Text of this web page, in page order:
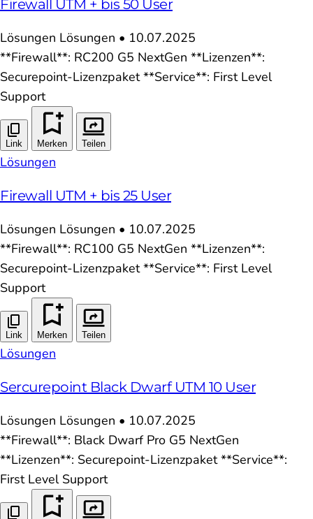
Firewall UTM + bis 50 User
Lösungen Lösungen • 10.07.2025
**Firewall**: RC200 G5 NextGen **Lizenzen**:
Securepoint-Lizenzpaket **Service**: First Level
Support
Link Merken Teilen
Lösungen
Firewall UTM + bis 25 User
Lösungen Lösungen • 10.07.2025
**Firewall**: RC100 G5 NextGen **Lizenzen**:
Securepoint-Lizenzpaket **Service**: First Level
Support
Link Merken Teilen
Lösungen
Sercurepoint Black Dwarf UTM 10 User
Lösungen Lösungen • 10.07.2025
**Firewall**: Black Dwarf Pro G5 NextGen
**Lizenzen**: Securepoint-Lizenzpaket **Service**:
First Level Support